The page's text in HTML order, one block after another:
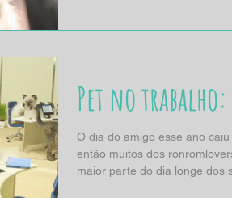
Pet no trabalho:
O dia do amigo esse ano
então muitos dos
maior parte do dia longe dos